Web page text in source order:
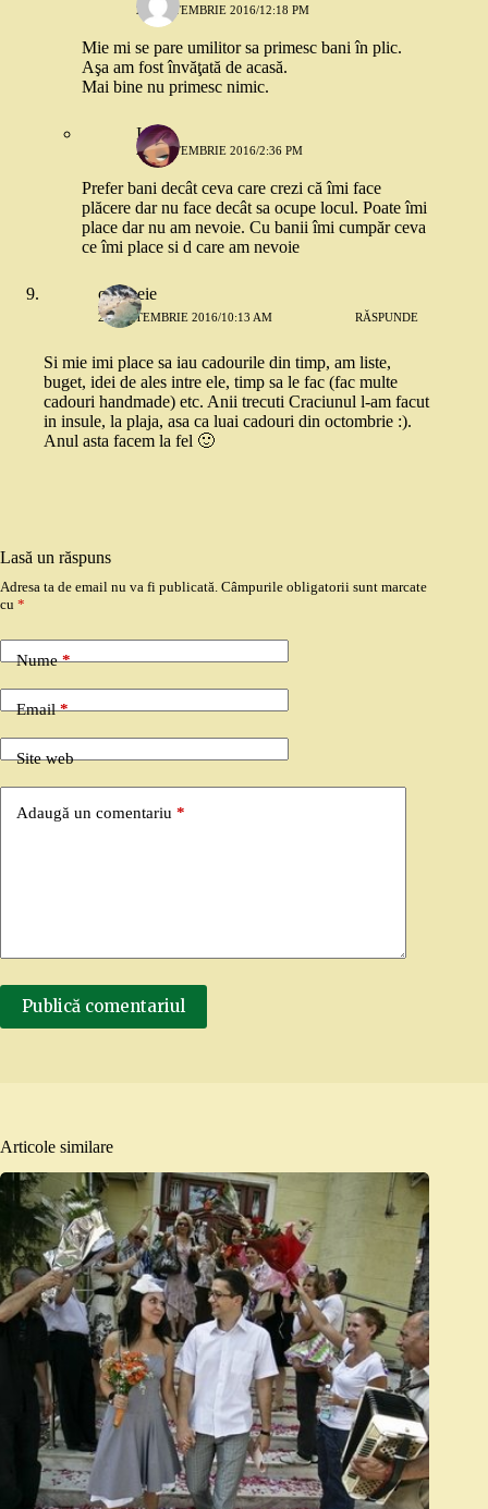
21 SEPTEMBRIE 2016/12:18 PM
Mie mi se pare umilitor sa primesc bani în plic.
Aşa am fost învăţată de acasă.
Mai bine nu primesc nimic.
Ioana
24 SEPTEMBRIE 2016/2:36 PM
Prefer bani decât ceva care crezi că îmi face
plăcere dar nu face decât sa ocupe locul. Poate îmi
place dar nu am nevoie. Cu banii îmi cumpăr ceva
ce îmi place si d care am nevoie
o femeie
21 SEPTEMBRIE 2016/10:13 AM RĂSPUNDE
Si mie imi place sa iau cadourile din timp, am liste,
buget, idei de ales intre ele, timp sa le fac (fac multe
cadouri handmade) etc. Anii trecuti Craciunul l-am facut
in insule, la plaja, asa ca luai cadouri din octombrie :).
Anul asta facem la fel 🙂
Lasă un răspuns
Adresa ta de email nu va fi publicată. Câmpurile obligatorii sunt marcate
cu *
Nume*
Email*
Site web
Adaugă un comentariu *
Publică comentariul
Articole similare